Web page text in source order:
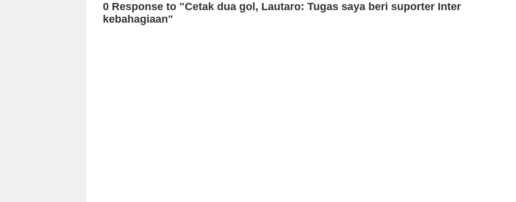
0 Response to "Cetak dua gol, Lautaro: Tugas saya beri suporter Inter
kebahagiaan"